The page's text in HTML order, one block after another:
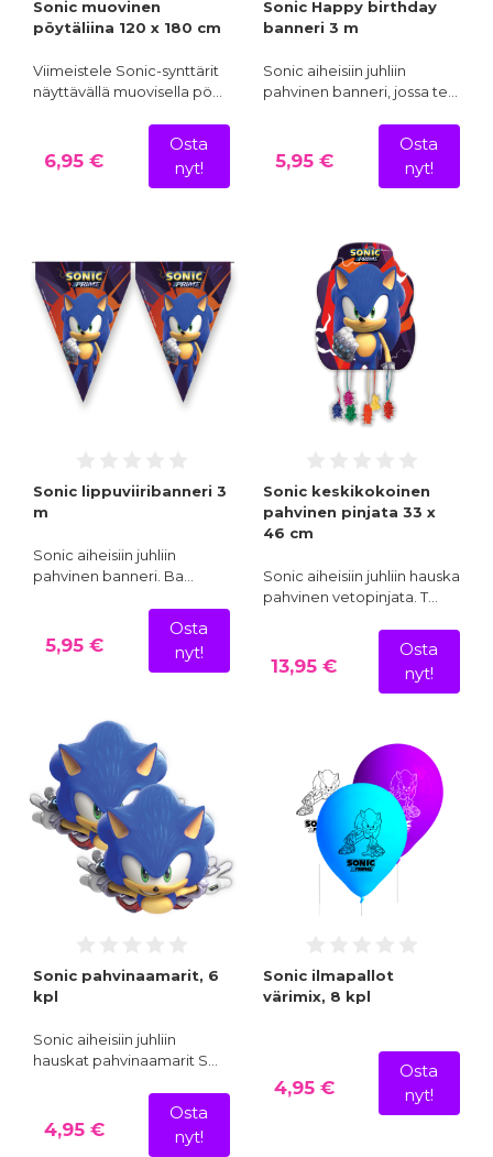
Sonic muovinen
pöytäliina 120 x 180 cm
Viimeistele Sonic-synttärit
näyttävällä muovisella pö…
6,95 €
Osta
nyt!
Sonic Happy birthday
banneri 3 m
Sonic aiheisiin juhliin
pahvinen banneri, jossa te…
5,95 €
Osta
nyt!
Sonic lippuviiribanneri 3
m
Sonic aiheisiin juhliin
pahvinen banneri. Ba…
5,95 €
Osta
nyt!
Sonic keskikokoinen
pahvinen pinjata 33 x
46 cm
Sonic aiheisiin juhliin hauska
pahvinen vetopinjata. T…
13,95 €
Osta
nyt!
Sonic pahvinaamarit, 6
kpl
Sonic aiheisiin juhliin
hauskat pahvinaamarit S…
4,95 €
Osta
nyt!
Sonic ilmapallot
värimix, 8 kpl
4,95 €
Osta
nyt!